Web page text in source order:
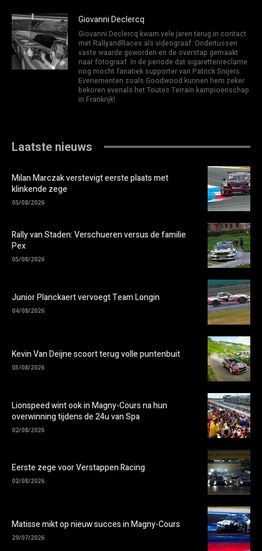
Giovanni Declercq
Giovanni Declercq kwam vele jaren terug in contact
met RallyandRaces als videograaf. Ondertussen
vaste waarde geworden en de overstap gemaakt
naar fotograaf. In de periode dat sigarettenreclame
nog mocht fanatiek supporter van Patrick Snijers.
Evenementen zoals Goodwood kunnen hem zeker
bekoren evenals het Toutes Terrain kampioenschap
in Frankrijk!
Laatste nieuws
Milan Marczak verstevigt eerste plaats met
klinkende zege
05/08/2026
Rally van Staden: Verschueren versus de familie
Pex
05/08/2026
Junior Planckaert vervoegt Team Longin
04/08/2026
Kevin Van Deijne scoort terug volle puntenbuit
03/08/2026
Lionspeed wint ook in Magny-Cours na hun
overwinning tijdens de 24u van Spa
02/08/2026
Eerste zege voor Verstappen Racing
02/08/2026
Matisse mikt op nieuw succes in Magny-Cours
29/07/2026